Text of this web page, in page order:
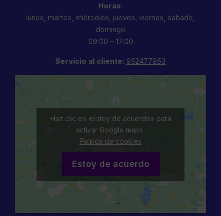
Horas:
lunes, martes, miércoles, jueves, viernes, sábado,
domingo
09:00 – 17:00
Servicio al cliente: 952477953
Haz clic en «Estoy de acuerdo» para
activar Google maps
Política de cookies
Estoy de acuerdo